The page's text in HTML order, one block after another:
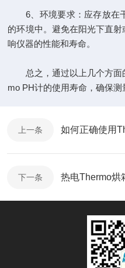
6、环境要求：应存放在
的环境中。避免在阳光下直
响仪器的性能和寿命。
总之，通过以上几个方面
mo PH计的使用寿命，确保测
上一条 如何正确使用
下一条 热电Thermo烘